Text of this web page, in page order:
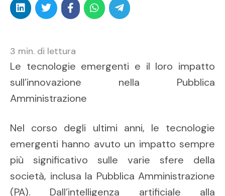
3 min. di lettura
Le tecnologie emergenti e il loro impatto
sull’innovazione nella Pubblica
Amministrazione
Nel corso degli ultimi anni, le tecnologie
emergenti hanno avuto un impatto sempre
più significativo sulle varie sfere della
società, inclusa la Pubblica Amministrazione
(PA). Dall’intelligenza artificiale alla